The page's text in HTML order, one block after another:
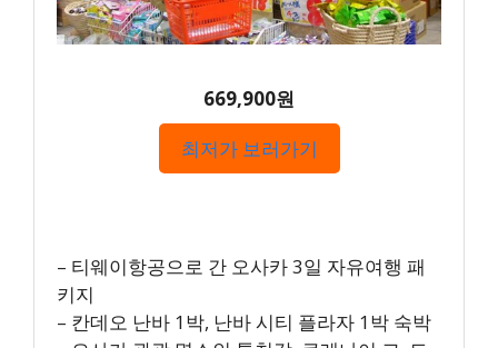
669,900원
최저가 보러가기
– 티웨이항공으로 간 오사카 3일 자유여행 패
키지
– 칸데오 난바 1박, 난바 시티 플라자 1박 숙박